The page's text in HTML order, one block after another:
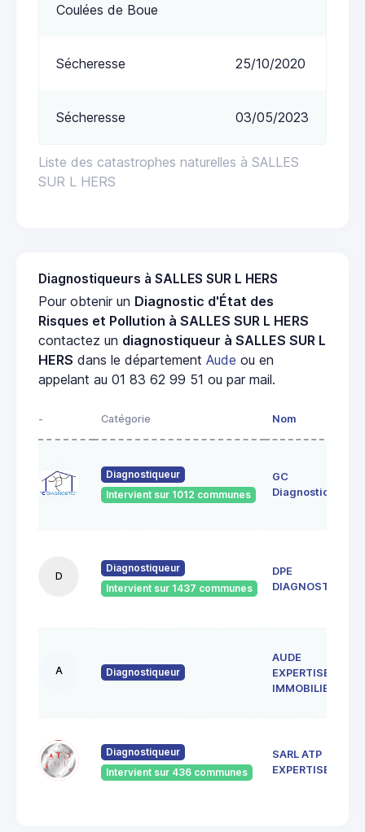
Liste des catastrophes naturelles à SALLES
SUR L HERS
Coulées de Boue
Sécheresse 25/10/2020
Sécheresse 03/05/2023
Diagnostiqueurs à SALLES SUR L HERS
Pour obtenir un Diagnostic d'État des
Risques et Pollution à SALLES SUR L HERS
contactez un diagnostiqueur à SALLES SUR L
HERS dans le département Aude ou en
appelant au 01 83 62 99 51 ou par mail.
- Catégorie Nom
Diagnostiqueur
Intervient sur 1012 communes
GC
Diagnostics
D
Diagnostiqueur
Intervient sur 1437 communes
DPE
DIAGNOSTICS
A Diagnostiqueur
AUDE
EXPERTISE
IMMOBILIERE
Diagnostiqueur
Intervient sur 436 communes
SARL ATP
EXPERTISES